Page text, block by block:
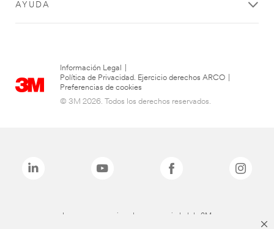
AYUDA
Información Legal
Política de Privacidad. Ejercicio derechos ARCO
Preferencias de cookies
© 3M 2026. Todos los derechos reservados.
Las marcas mencionadas son propiedad de 3M